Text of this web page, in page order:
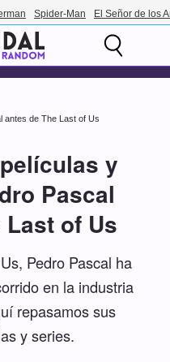
Spider-Man El Señor de los
antes de The Last of Us
y
Pascal
of Us
Pedro Pascal ha
en la industria
repasamos sus
y series.